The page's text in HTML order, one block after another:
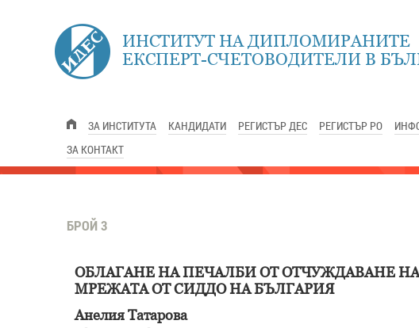
ИНСТИТУТ НА ДИПЛОМИРАНИТЕ
ЕКСПЕРТ-СЧЕТОВОДИТЕЛИ В
ЗА ИНСТИТУТА КАНДИДАТИ РЕГИСТЪР ДЕС РЕГИСТЪР РО
ЗА КОНТАКТ
БРОЙ 3
ОБЛАГАНЕ НА ПЕЧАЛБИ ОТ ОТЧУЖДАВАНЕ
МРЕЖАТА ОТ СИДДО НА БЪЛГАРИЯ
Анелия Татарова